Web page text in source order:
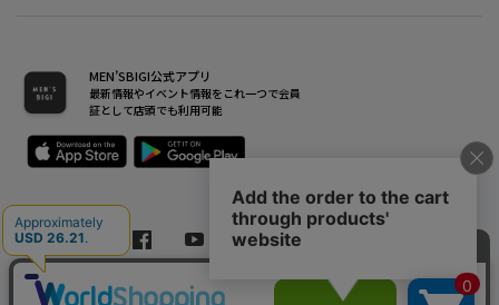
MEN’SBIGI公式アプリ
最新情報やイベント情報をこれ一つで会員
証として店頭でも利用可能